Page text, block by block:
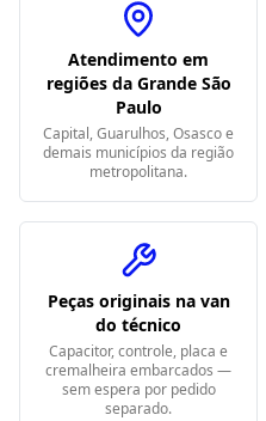
Atendimento em
regiões da Grande São
Paulo
Capital, Guarulhos, Osasco e
demais municípios da região
metropolitana.
Peças originais na van
do técnico
Capacitor, controle, placa e
cremalheira embarcados —
sem espera por pedido
separado.